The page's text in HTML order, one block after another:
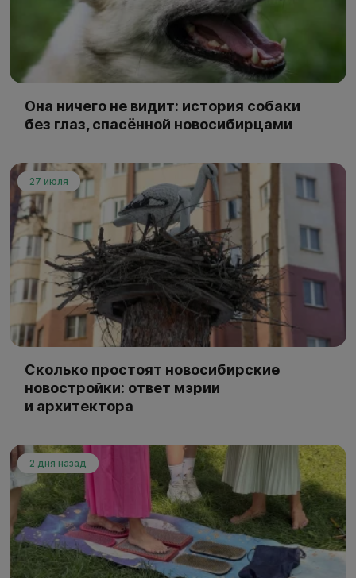
Она ничего не видит: история собаки
без глаз, спасённой новосибирцами
27 июля
Сколько простоят новосибирские
новостройки: ответ мэрии
и архитектора
2 дня назад